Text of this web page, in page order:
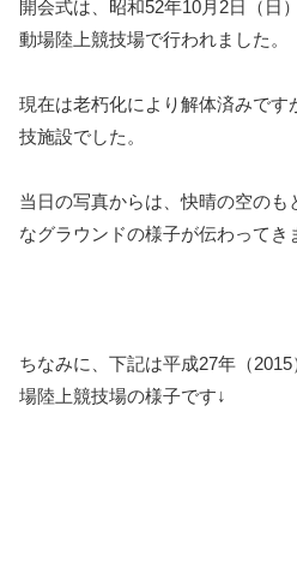
開会式は、昭和52年10月2日（日
動場陸上競技場で行われました。
現在は老朽化により解体済みです
技施設でした。
当日の写真からは、快晴の空の
なグラウンドの様子が伝わってき
ちなみに、下記は平成27年（
場陸上競技場の様子です↓